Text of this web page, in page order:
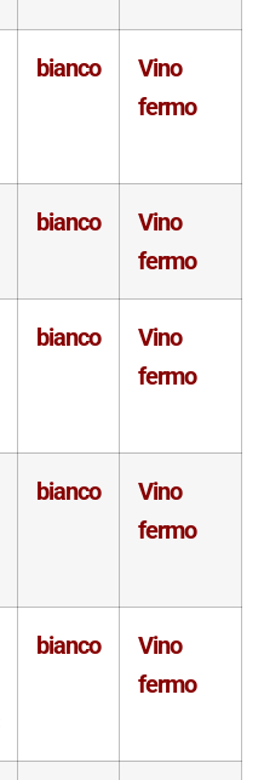
bianco
Vino
fermo
bianco
Vino
fermo
bianco
Vino
fermo
bianco
Vino
fermo
bianco
Vino
fermo